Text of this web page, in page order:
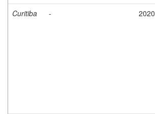
Curitiba
- 2020